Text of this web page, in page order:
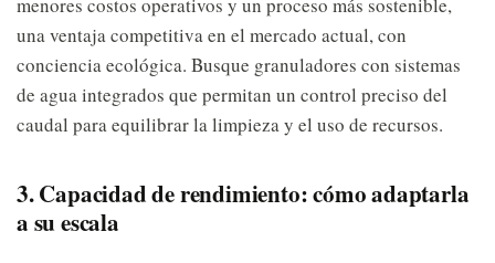
una ventaja competitiva en el mercado actual, con
conciencia ecológica. Busque granuladores con sistemas
de agua integrados que permitan un control preciso del
caudal para equilibrar la limpieza y el uso de recursos.
3. Capacidad de rendimiento: cómo adaptarla
a su escala